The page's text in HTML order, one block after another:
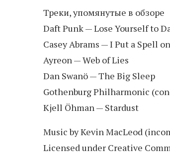
Треки, упомянутые в обзоре
Daft Punk — Lose Yourself to
Casey Abrams — I Put a Spell
Ayreon — Web of Lies
Dan Swanö — The Big Sleep
Gothenburg Philharmonic
Kjell Öhman — Stardust
Music by Kevin MacLeod
Licensed under Creative